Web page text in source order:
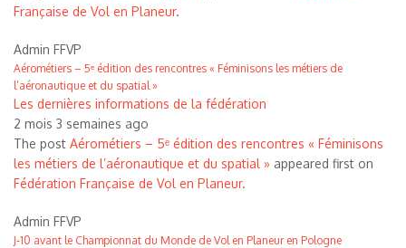
Française de Vol en Planeur.
Admin FFVP
Aérométiers – 5ᵉ édition des rencontres « Féminisons les métiers de
l’aéronautique et du spatial »
Les dernières informations de la fédération
2 mois 3 semaines ago
The post Aérométiers – 5ᵉ édition des rencontres « Féminisons
les métiers de l’aéronautique et du spatial » appeared first on
Fédération Française de Vol en Planeur.
Admin FFVP
J-10 avant le Championnat du Monde de Vol en Planeur en Pologne